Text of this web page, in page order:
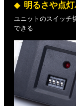
明るさや点
ユニットのスイッチ
できる